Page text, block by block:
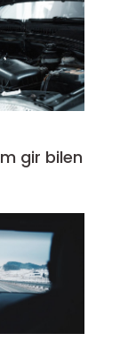
gir bilen